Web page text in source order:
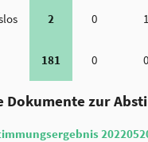
2 0 1
181 0 0
Dokumente zur